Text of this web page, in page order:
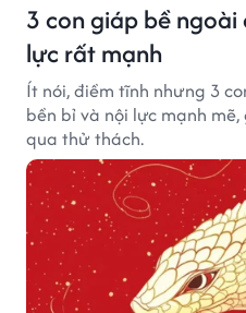
3 con giáp bề
lực rất mạnh
Ít nói, điềm tĩnh nhưng 3
bền bỉ và nội lực mạnh
qua thử thách.